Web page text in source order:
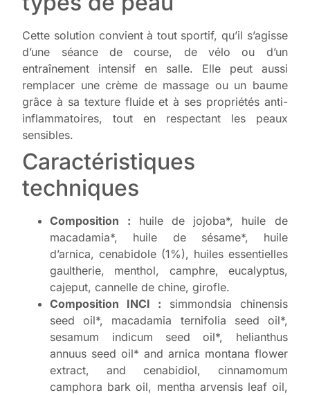
Cette solution convient à tout sportif, qu’il s’agisse
d’une séance de course, de vélo ou d’un
entraînement intensif en salle. Elle peut aussi
remplacer une crème de massage ou un baume
grâce à sa texture fluide et à ses propriétés anti-
inflammatoires, tout en respectant les peaux
sensibles.
Caractéristiques
techniques
Composition : huile de jojoba*, huile de
macadamia*, huile de sésame*, huile
d’arnica, cenabidole (1%), huiles essentielles
gaultherie, menthol, camphre, eucalyptus,
cajeput, cannelle de chine, girofle.
Composition INCI : simmondsia chinensis
seed oil*, macadamia ternifolia seed oil*,
sesamum indicum seed oil*, helianthus
annuus seed oil* and arnica montana flower
extract, and cenabidiol, cinnamomum
camphora bark oil, mentha arvensis leaf oil,